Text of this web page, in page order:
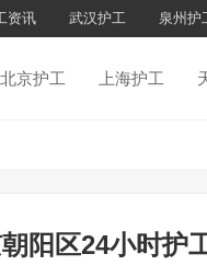
资讯 武汉护工 泉州护
北京护工 上海护工
阳区24小时护